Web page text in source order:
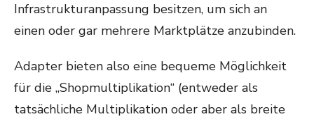
Infrastrukturanpassung besitzen, um sich an
einen oder gar mehrere Marktplätze anzubinden.
Adapter bieten also eine bequeme Möglichkeit
für die „Shopmultiplikation“ (entweder als
tatsächliche Multiplikation oder aber als breite